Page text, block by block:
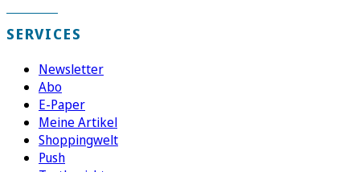
SERVICES
Newsletter
Abo
E-Paper
Meine Artikel
Shoppingwelt
Push